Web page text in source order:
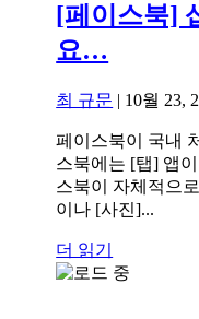
[페이스북]
요…
최 규문 | 10월 23,
페이스북이 국내
스북에는 [탭] 앱
스북이 자체적으
이나 [사진]...
더 읽기